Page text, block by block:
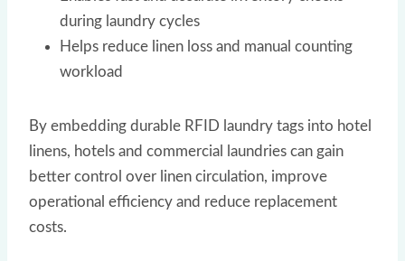
during laundry cycles
Helps reduce linen loss and manual counting
workload
By embedding durable RFID laundry tags into hotel
linens, hotels and commercial laundries can gain
better control over linen circulation, improve
operational efficiency and reduce replacement
costs.